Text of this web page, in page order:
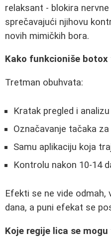
relaksant - blokira
sprečavajući njihovu
novih mimičkih bora.
Kako funkcioniše
Tretman obuhvata:
Kratak pregled i
Označavanje tačaka
Samu aplikaciju koja
Kontrolu nakon 10-14
Efekti se ne vide
dana, a puni efekat se
Koje regije lica se